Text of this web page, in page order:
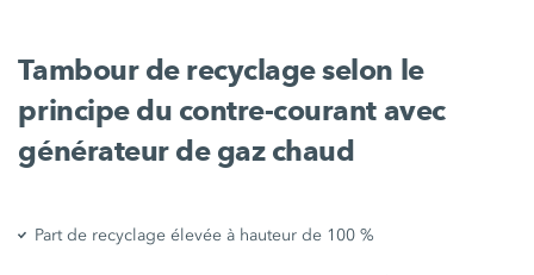
Tambour de recyclage selon le
principe du contre-courant avec
générateur de gaz chaud
Part de recyclage élevée à hauteur de 100 %